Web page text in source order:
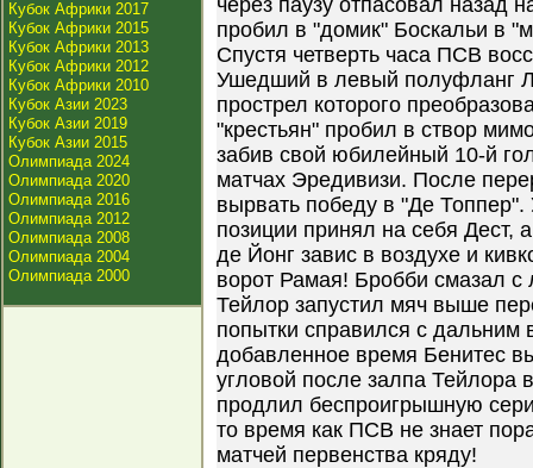
Кубок Африки 2017
Кубок Африки 2015
Кубок Африки 2013
Кубок Африки 2012
Кубок Африки 2010
Кубок Азии 2023
Кубок Азии 2019
Кубок Азии 2015
Олимпиада 2024
Олимпиада 2020
Олимпиада 2016
Олимпиада 2012
Олимпиада 2008
Олимпиада 2004
Олимпиада 2000
через паузу отпасовал назад
пробил в "домик" Боскальи в
Спустя четверть часа ПСВ
Ушедший в левый полуфланг
прострел которого
"крестьян" пробил в створ
забив свой юбилейный 10-й
матчах Эредивизи. После
вырвать победу в "Де
позиции принял на себя Дест,
де Йонг завис в воздухе и
ворот Рамая! Бробби смазал
Тейлор запустил мяч выше
попытки справился с
добавленное время Бенитес
угловой после залпа Тейлора
продлил беспроигрышную
то время как ПСВ не знает
матчей первенства кряду!